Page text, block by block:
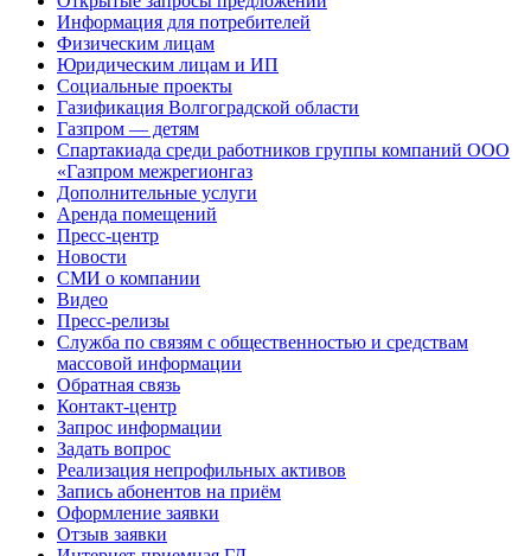
Информация для потребителей
Физическим лицам
Юридическим лицам и ИП
Социальные проекты
Газификация Волгоградской области
Газпром — детям
Спартакиада среди работников группы компаний ООО
«Газпром межрегионгаз
Дополнительные услуги
Аренда помещений
Пресс-центр
Новости
СМИ о компании
Видео
Пресс-релизы
Служба по связям с общественностью и средствам
массовой информации
Обратная связь
Контакт-центр
Запрос информации
Задать вопрос
Реализация непрофильных активов
Запись абонентов на приём
Оформление заявки
Отзыв заявки